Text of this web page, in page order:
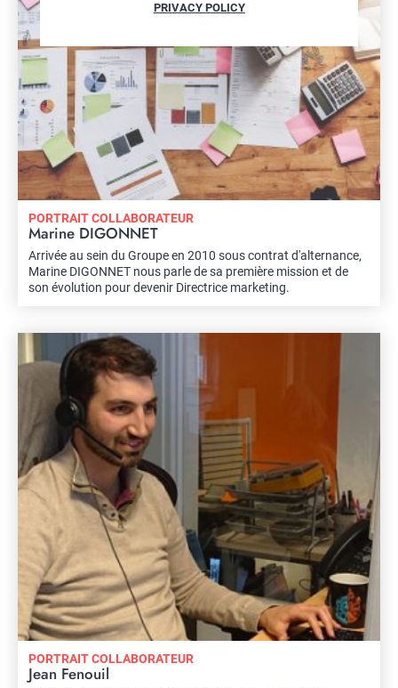
PORTRAIT COLLABORATEUR
Marine DIGONNET
Arrivée au sein du Groupe en 2010 sous contrat d'alternance,
Marine DIGONNET nous parle de sa première mission et de
son évolution pour devenir Directrice marketing.
PORTRAIT COLLABORATEUR
Jean Fenouil
PRIVACY POLICY